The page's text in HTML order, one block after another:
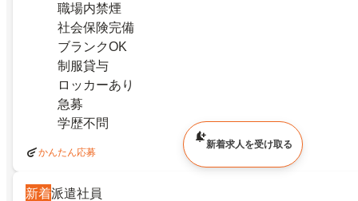
職場内禁煙
社会保険完備
ブランクOK
制服貸与
ロッカーあり
急募
学歴不問
かんたん応募
新着派遣社員
新着求人を受け取る